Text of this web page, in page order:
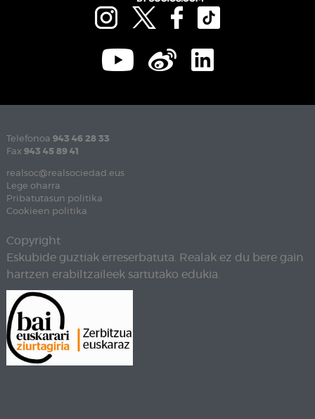
Telefonoa 943 46 28 33
Fax 943 45 89 41
realsoc@realsociedad.eus
Lege oharra
Pribatutasun politika
Cookieen politika
Copyright
Eskubide guztiak erreserbatuta. Realak ez du bere gain
hartzen erabiltzaileek sartutako edukia.